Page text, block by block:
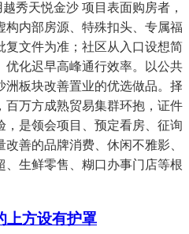
秀天悦金沙 项目表面购房者，
构内部房源、特殊扣头、专属福
文件为准；社区从入口设想简
优化迟早高峰通行效率。以公共
板块改善置业的优选做品。择
百万方成熟贸易集群环抱，证件
是领会项目、预定看房、征询
善的品牌消费、休闲不雅影、
、生鲜零售、糊口办事门店等根
上方设有护罩